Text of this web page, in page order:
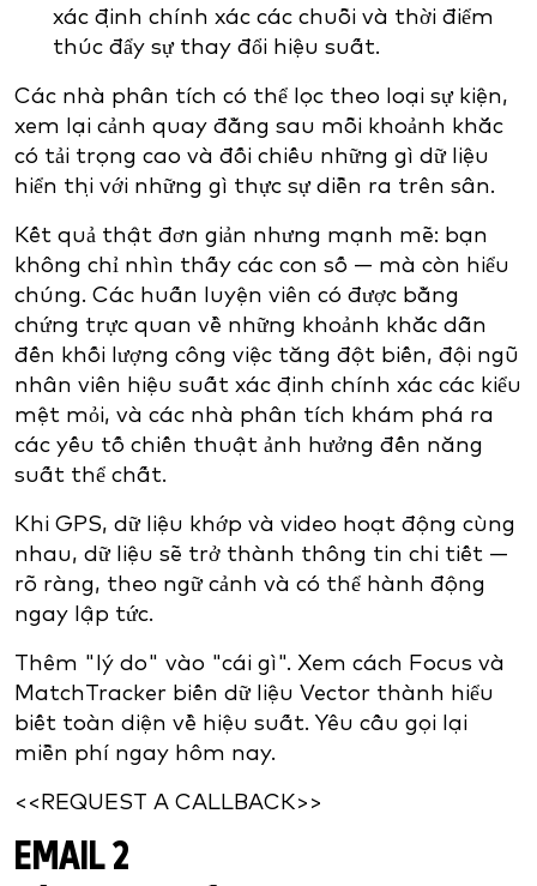
xác định chính xác các chuỗi và thời điểm
thúc đẩy sự thay đổi hiệu suất.
Các nhà phân tích có thể lọc theo loại sự kiện,
xem lại cảnh quay đằng sau mỗi khoảnh khắc
có tải trọng cao và đối chiếu những gì dữ liệu
hiển thị với những gì thực sự diễn ra trên sân.
Kết quả thật đơn giản nhưng mạnh mẽ: bạn
không chỉ nhìn thấy các con số — mà còn hiểu
chúng. Các huấn luyện viên có được bằng
chứng trực quan về những khoảnh khắc dẫn
đến khối lượng công việc tăng đột biến, đội ngũ
nhân viên hiệu suất xác định chính xác các kiểu
mệt mỏi, và các nhà phân tích khám phá ra
các yếu tố chiến thuật ảnh hưởng đến năng
suất thể chất.
Khi GPS, dữ liệu khớp và video hoạt động cùng
nhau, dữ liệu sẽ trở thành thông tin chi tiết —
rõ ràng, theo ngữ cảnh và có thể hành động
ngay lập tức.
Thêm "lý do" vào "cái gì". Xem cách Focus và
MatchTracker biến dữ liệu Vector thành hiểu
biết toàn diện về hiệu suất. Yêu cầu gọi lại
miễn phí ngay hôm nay.
<<REQUEST A CALLBACK>>
EMAIL 2